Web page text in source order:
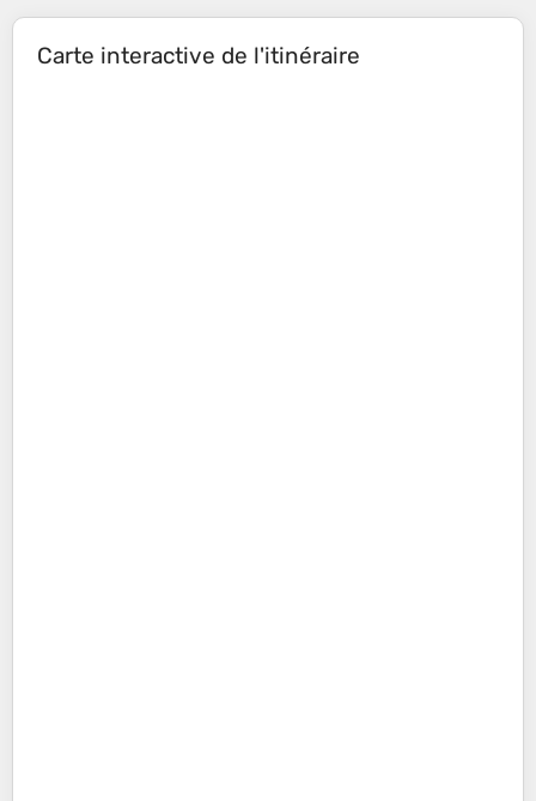
Carte interactive de l'itinéraire